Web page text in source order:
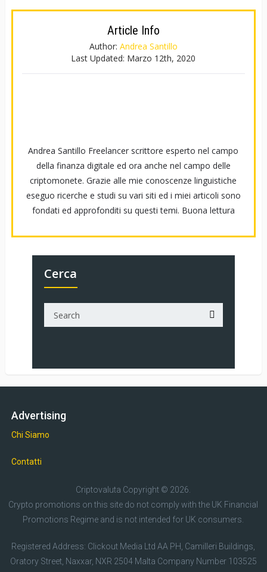
Article Info
Author: Andrea Santillo
Last Updated: Marzo 12th, 2020
Andrea Santillo Freelancer scrittore esperto nel campo
della finanza digitale ed ora anche nel campo delle
criptomonete. Grazie alle mie conoscenze linguistiche
eseguo ricerche e studi su vari siti ed i miei articoli sono
fondati ed approfonditi su questi temi. Buona lettura
Cerca
Advertising
Chi Siamo
Contatti
Criptovaluta Copyright © 2026.
Crypto promotions on this site do not comply with the UK Financial
Promotions Regime and is not intended for UK consumers.
Registered Address: Clickout Media Ltd AA PH, Camilleri Buildings,
Oratory Street, Naxxar, NXR 2504 Malta Company Number 103525